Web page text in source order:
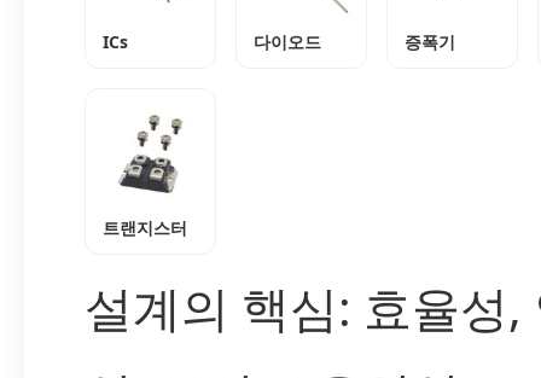
ICs 다이오드 증폭기
트랜지스터
설계의 핵심: 효율성,